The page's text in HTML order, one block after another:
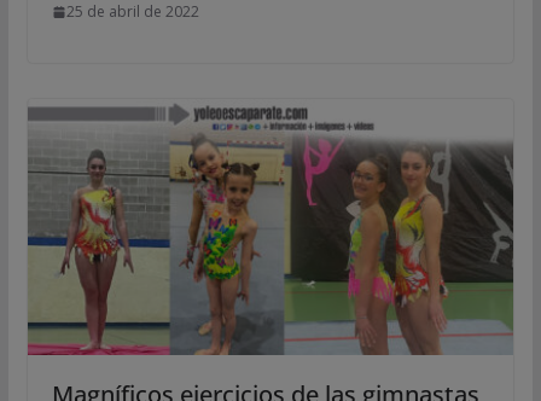
25 de abril de 2022
Magníficos ejercicios de las gimnastas